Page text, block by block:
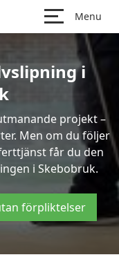
Menu
i
projekt –
Men om du följer
får du den
i Skebobruk.
förpliktelser